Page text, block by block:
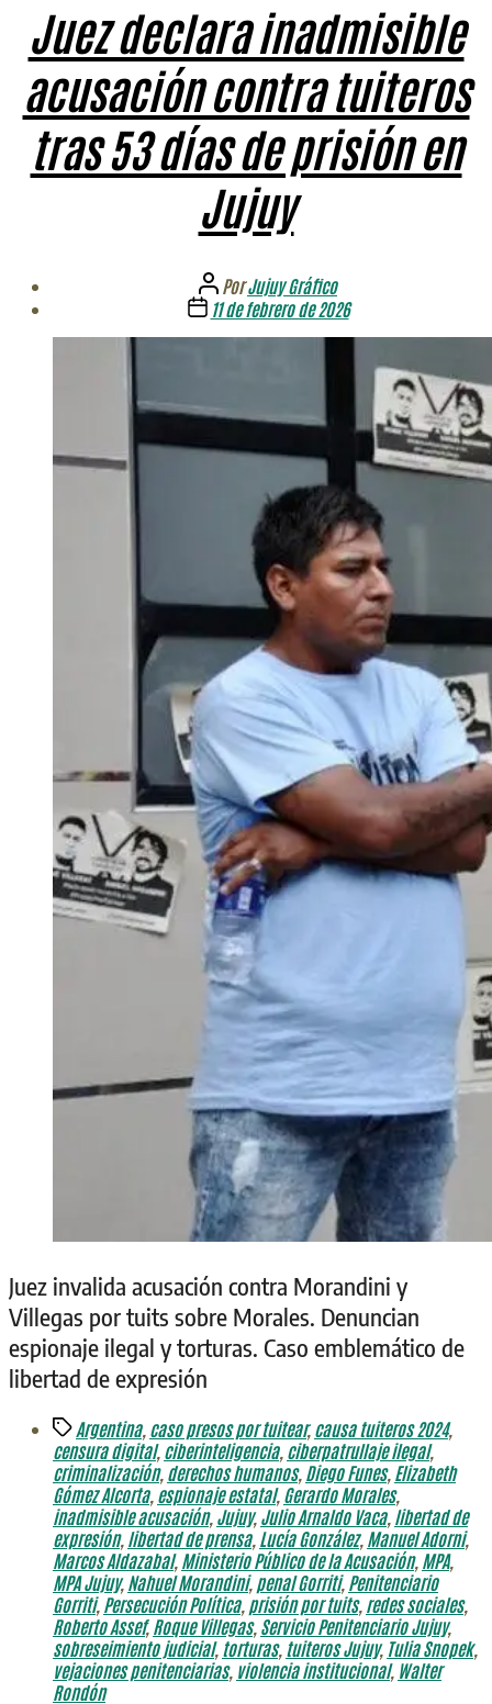
Juez declara inadmisible
acusación contra tuiteros
tras 53 días de prisión en
Jujuy
Autor
de
la
PorJujuy Gráfico
Fecha11 de febrero de 2026
Juez invalida acusación contra Morandini y
Villegas por tuits sobre Morales. Denuncian
espionaje ilegal y torturas. Caso emblemático de
libertad de expresión
Etiquetas
Argentina, caso presos por tuitear, causa tuiteros 2024,
censura digital, ciberinteligencia, ciberpatrullaje ilegal,
criminalización, derechos humanos, Diego Funes, Elizabeth
Gómez Alcorta, espionaje estatal, Gerardo Morales,
inadmisible acusación, Jujuy, Julio Arnaldo Vaca, libertad de
expresión, libertad de prensa, Lucía González, Manuel Adorni,
Marcos Aldazabal, Ministerio Público de la Acusación, MPA,
MPA Jujuy, Nahuel Morandini, penal Gorriti, Penitenciario
Gorriti, Persecución Política, prisión por tuits, redes sociales,
Roberto Assef, Roque Villegas, Servicio Penitenciario Jujuy,
sobreseimiento judicial, torturas, tuiteros Jujuy, Tulia Snopek,
vejaciones penitenciarias, violencia institucional, Walter
Rondón